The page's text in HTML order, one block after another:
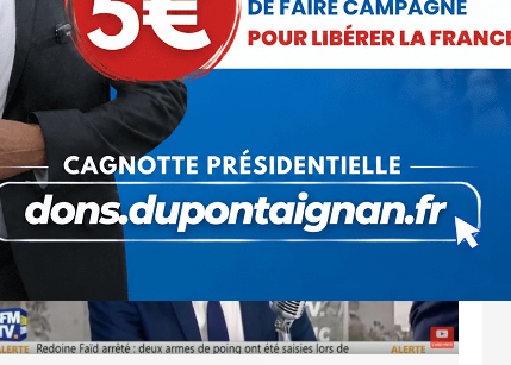
pas la Vème République qui est à bout de souffle,
c’est #Macron lui-même !…